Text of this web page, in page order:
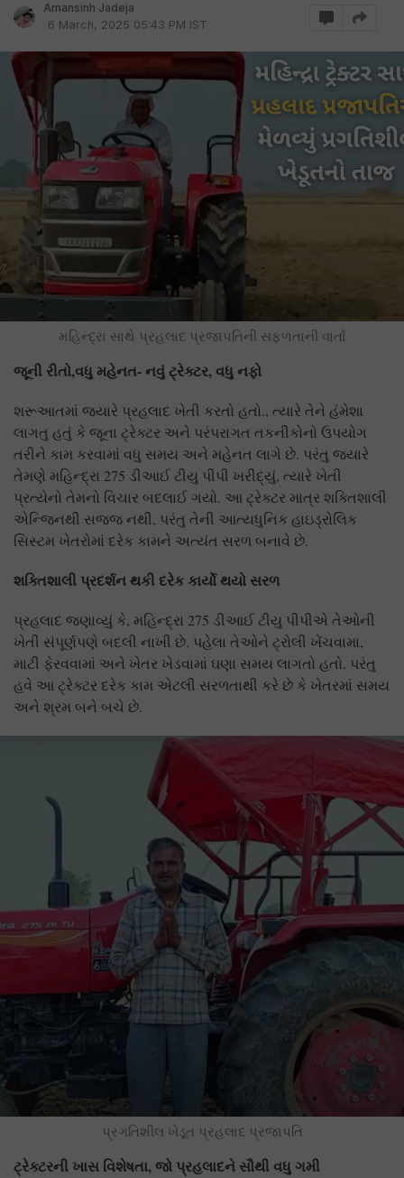
Amansinh Jadeja
6 March, 2025 05:43 PM IST
મહિન્દ્રા સાથે પ્રહલાદ પ્રજાપતિની સફળતાની વાર્તા
જૂની રીતો,વધુ મહેનત- નવું ટ્રેક્ટર, વધુ નફો
શરૂઆતમાં જ્યારે પ્રહલાદ ખેતી કરતો હતો., ત્યારે તેને હંમેશા
લાગતુ હતું કે જૂના ટ્રેક્ટર અને પરંપરાગત તકનીકોનો ઉપયોગ
તરીને કામ કરવામાં વધુ સમય અને મહેનત લાગે છે. પરંતુ જ્યારે
તેમણે મહિન્દ્રા 275 ડીઆઈ ટીયુ પીપી ખરીદ્યું, ત્યારે ખેતી
પ્રત્યેનો તેમનો વિચાર બદલાઈ ગયો. આ ટ્રેક્ટર માત્ર શક્તિશાલી
એન્જિનથી સજજ નથી, પરંતુ તેની આત્યધુનિક હાઇડ્રોલિક
સિસ્ટમ ખેતરોમાં દરેક કામને અત્યંત સરળ બનાવે છે.
શક્તિશાલી પ્રદર્શન થકી દરેક કાર્યો થયો સરળ
પ્રહલાદ જણાવ્યું કે, મહિન્દ્રા 275 ડીઆઈ ટીયુ પીપીએ તેઓની
ખેતી સંપૂર્ણપણે બદલી નાખી છે. પહેલા તેઓને ટ્રોલી ખેંચવામા,
માટી ફેરવવામાં અને ખેતર ખેડવામાં ઘણા સમય લાગતો હતો. પરંતુ
હવે આ ટ્રેક્ટર દરેક કામ એટલી સરળતાથી કરે છે કે ખેતરમાં સમય
અને શ્રમ બને બચે છે.
પ્રગતિશીલ ખેડૂત પ્રહલાદ પ્રજાપતિ
ટ્રેક્ટરની ખાસ વિશેષતા, જો પ્રહલાદને સૌથી વધુ ગમી